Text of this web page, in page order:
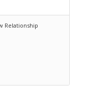
Relationship